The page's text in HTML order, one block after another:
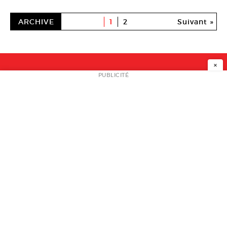
ARCHIVE 1 2 Suivant »
NEWSLETTER
×
PUBLICITÉ